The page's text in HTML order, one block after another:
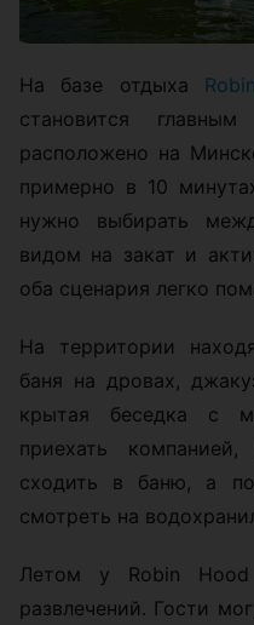
На базе отдыха
становится
расположено на
примерно в 10
нужно выбирать
видом на закат и
оба сценария легко
На территории
баня на дровах,
крытая беседка с
приехать
сходить в баню, а
смотреть на
Летом у Robin Hood
развлечений. Гости